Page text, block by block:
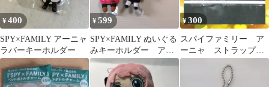
¥400
SPY×FAMILY アーニャ
ラバーキーホルダー
¥599
SPY×FAMILY ぬいぐる
みキーホルダー アー
ニャ ヨル マスコッ
¥300
スパイファミリー ア
ーニャ ストラップ
チャーム キーホルダ